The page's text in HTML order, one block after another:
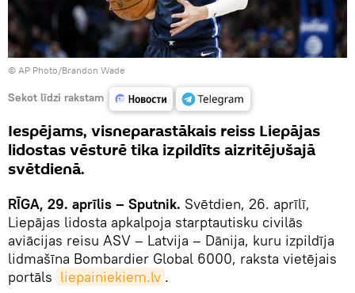
© AP Photo/Brandon Wade
Sekot līdzi rakstam
Iespējams, visneparastākais reiss Liepājas
lidostas vēsturē tika izpildīts aizritējušajā
svētdienā.
RĪGA, 29. aprīlis – Sputnik. Svētdien, 26. aprīlī,
Liepājas lidosta apkalpoja starptautisku civilās
aviācijas reisu ASV – Latvija – Dānija, kuru izpildīja
lidmašīna Bombardier Global 6000, raksta vietējais
portāls liepainiekiem.lv .